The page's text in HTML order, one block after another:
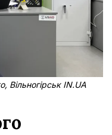
Вільногірськ IN.UA